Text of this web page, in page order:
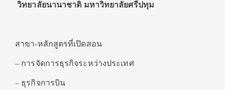
วิทยาลัยนานาชาติ มหาวิทยาลัยศรีปทุม
สาขา-หลักสูตรที่เปิดสอน
– การจัดการธุรกิจระหว่างประเทศ
– ธุรกิจการบิน